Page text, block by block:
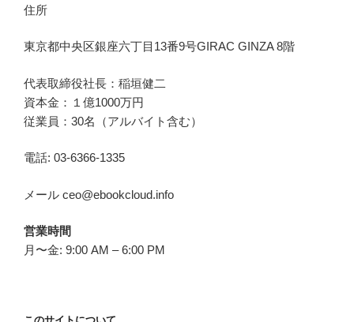
住所
東京都中央区銀座六丁目 13番9号GIRAC GINZA 8階
代表取締役社長：稲垣健二
資本金：１億1000万円
従業員：30名（アルバイト含む）
電話: 03-6366-1335
メール ceo@ebookcloud.info
営業時間
月〜金: 9:00 AM – 6:00 PM